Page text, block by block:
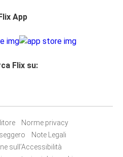
App
Flix su:
Norme privacy
Note Legali
sull’Accessibilità